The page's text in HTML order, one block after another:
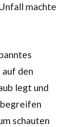
machte
den
legt und
schauten